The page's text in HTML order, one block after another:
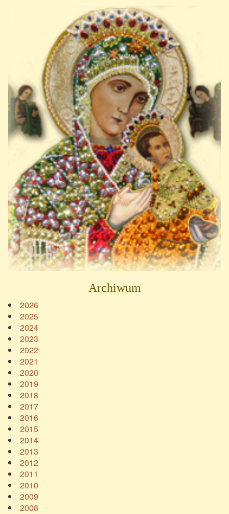
Archiwum
2026
2025
2024
2023
2022
2021
2020
2019
2018
2017
2016
2015
2014
2013
2012
2011
2010
2009
2008